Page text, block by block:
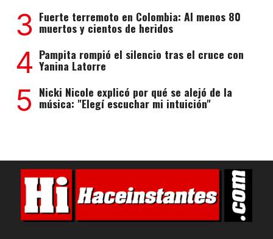
3 Fuerte terremoto en Colombia: Al menos 80
muertos y cientos de heridos
4 Pampita rompió el silencio tras el cruce con
Yanina Latorre
5 Nicki Nicole explicó por qué se alejó de la
música: "Elegí escuchar mi intuición"